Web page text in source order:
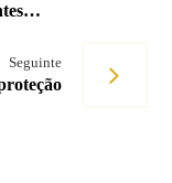
Seguinte